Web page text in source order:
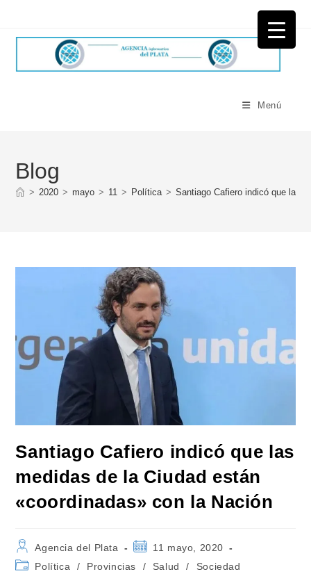
Menú
Blog
> 2020 > mayo > 11 > Política > Santiago Cafiero indicó que las
Santiago Cafiero indicó que las
medidas de la Ciudad están
«coordinadas» con la Nación
Autor
de
la
Agencia del Plata
Publicación
la
11 mayo, 2020
Categoría
Política / Provincias / Salud / Sociedad